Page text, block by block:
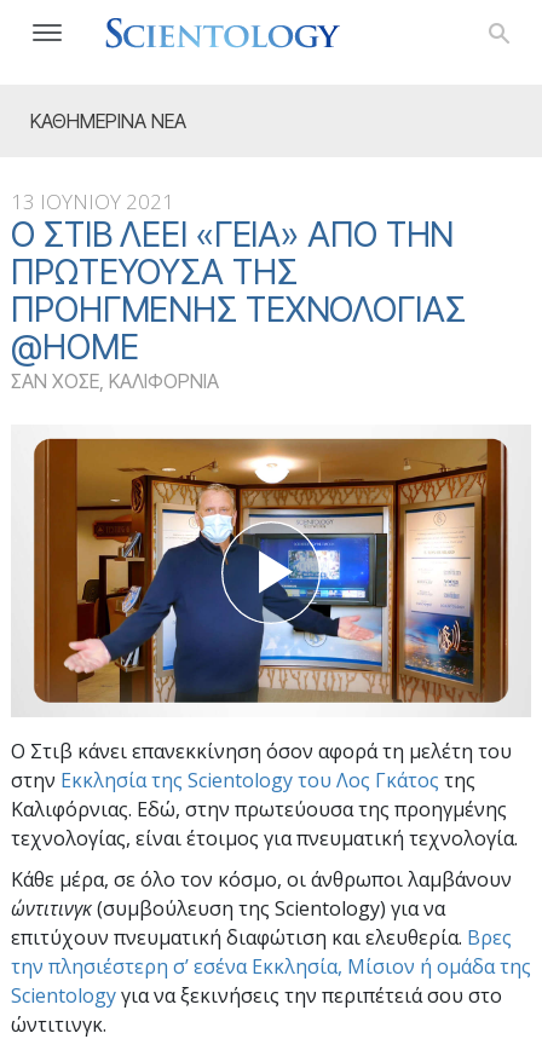
ΚΑΘΗΜΕΡΙΝΑ ΝΕΑ
13 ΙΟΥΝΙΟΥ 2021
Ο ΣΤΙΒ ΛΈΕΙ «ΓΕΙΑ» ΑΠΌ ΤΗΝ
ΠΡΩΤΕΎΟΥΣΑ ΤΗΣ
ΠΡΟΗΓΜΈΝΗΣ ΤΕΧΝΟΛΟΓΊΑΣ
@HOME
ΣΑΝ ΧΟΣΕ, ΚΑΛΙΦΟΡΝΙΑ
Ο Στιβ κάνει επανεκκίνηση όσον αφορά τη μελέτη του
στην Εκκλησία της Scientology του Λος Γκάτος της
Καλιφόρνιας. Εδώ, στην πρωτεύουσα της προηγμένης
τεχνολογίας, είναι έτοιμος για πνευματική τεχνολογία.
Κάθε μέρα, σε όλο τον κόσμο, οι άνθρωποι λαμβάνουν
ώντιτινγκ(συμβούλευση της Scientology) για να
επιτύχουν πνευματική διαφώτιση και ελευθερία. Βρες
την πλησιέστερη σ’ εσένα Εκκλησία, Μίσιον ή ομάδα της
Scientologyγια να ξεκινήσεις την περιπέτειά σου στο
ώντιτινγκ.